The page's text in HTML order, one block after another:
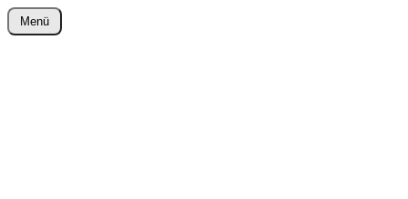
wurster-cartoon-blog.de
Menü
Zum
Inhalt